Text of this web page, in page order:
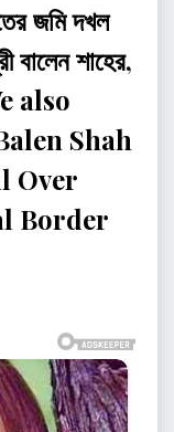
জমি দখল
বালেন শাহের,
also
Shah
Over
Border